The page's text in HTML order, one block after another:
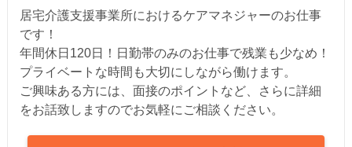
居宅介護支援事業所におけるケアマネジャーのお仕事
です！
年間休日120日！日勤帯のみのお仕事で残業も少なめ！
プライベートな時間も大切にしながら働けます。
ご興味ある方には、面接のポイントなど、さらに詳細
をお話致しますのでお気軽にご相談ください。